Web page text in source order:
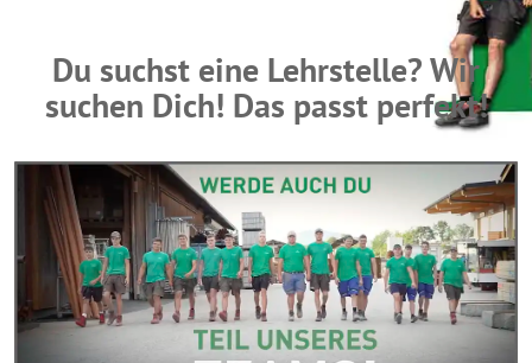
Du suchst eine Lehrstelle? Wir
suchen Dich! Das passt perfekt!